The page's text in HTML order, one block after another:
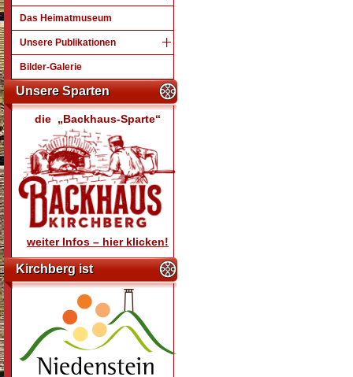
Das Heimatmuseum
Unsere Publikationen
Bilder-Galerie
Unsere Sparten
die „Backhaus-Sparte“
weiter Infos – hier klicken!
Kirchberg ist